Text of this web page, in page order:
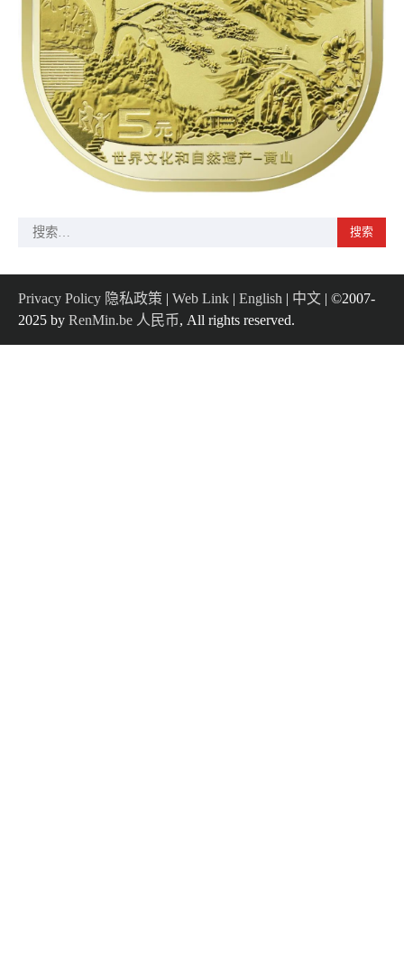
Privacy Policy 隐私政策 | Web Link | English | 中文 | ©2007-
2025 by RenMin.be 人民币, All rights reserved.